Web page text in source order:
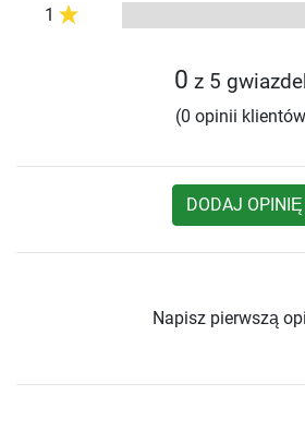
1
0 z 5
(0 opinii
DODAJ OPINIĘ
Napisz pierwszą